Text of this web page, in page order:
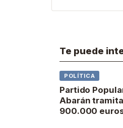
Te puede
POLÍTICA
Partido
Abarán
900.000